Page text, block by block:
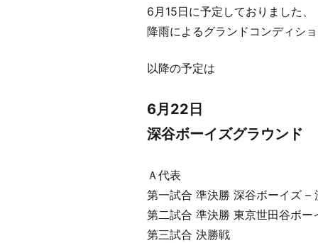
6月15日に予定しておりました
降雨によるグランドコンディシ
以降の予定は
6月22日
深谷ボーイズグラウンド
Ａ代表
第一試合 準決勝 深谷ボーイズ –
第二試合 準決勝 東京世田谷ボ
第三試合 決勝戦